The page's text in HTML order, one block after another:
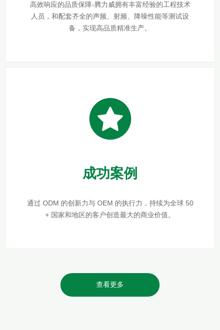
高效响应的品质保障-腾力威拥有丰富经验的工程技术
人员，和配套齐全的声频、射频、降噪性能等测试设
备，实现高品质精准生产。
成功案例
通过 ODM 的创新力与 OEM 的执行力，持续为全球 50
+ 国家和地区的客户创造最大的商业价值。
查看更多